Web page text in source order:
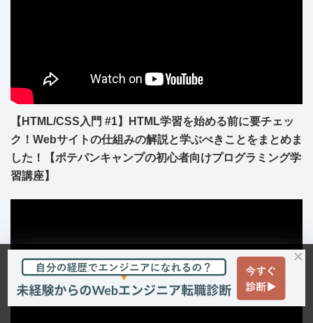
【HTML/CSS入門 #1】HTML学習を始める前に要チェッ
ク！Webサイトの仕組みの解説と学ぶべきことをまとめま
した！【ポテパンキャンプの初心者向けプログラミング学
習講座】